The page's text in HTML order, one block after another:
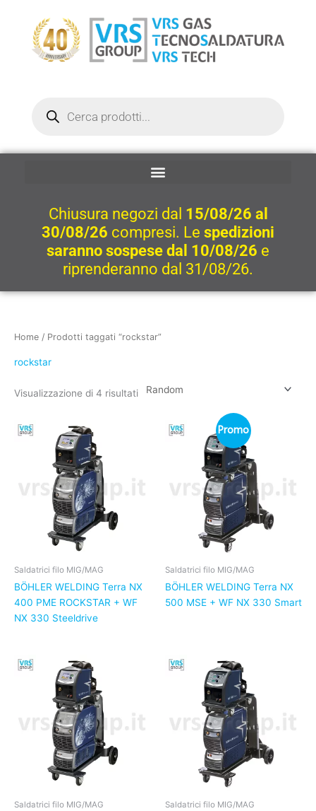
contenuto
Chiusura negozi dal 15/08/26 al
30/08/26 compresi. Le spedizioni
saranno sospese dal 10/08/26 e
riprenderanno dal 31/08/26.
Home / Prodotti taggati “rockstar”
rockstar
Visualizzazione di 4 risultati
Saldatrici filo MIG/MAG
BÖHLER WELDING Terra NX
400 PME ROCKSTAR + WF
NX 330 Steeldrive
Promo
Saldatrici filo MIG/MAG
BÖHLER WELDING Terra NX
500 MSE + WF NX 330 Smart
Saldatrici filo MIG/MAG Saldatrici filo MIG/MAG